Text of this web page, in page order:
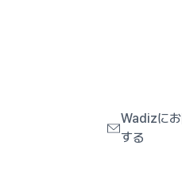
Wadizに
する